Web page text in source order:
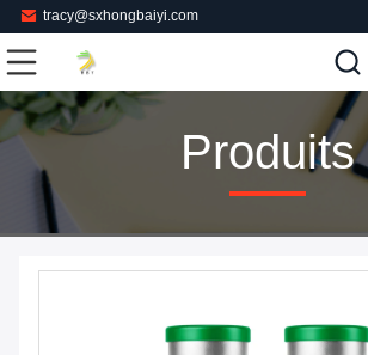
tracy@sxhongbaiyi.com
Produits